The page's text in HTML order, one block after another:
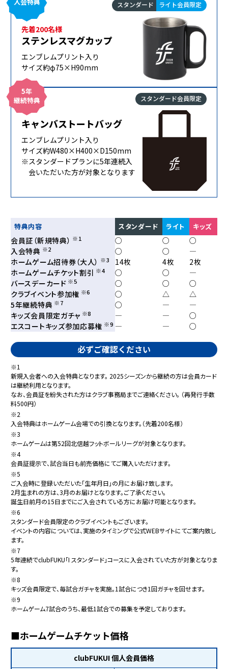
入会特典 スタンダード ライト会員限定
先着200名様
ステンレスマグカップ
エンブレムプリント入り
サイズ約φ75×H90mm
5年
継続特典
スタンダード会員限定
キャンバス トートバッグ
エンブレムプリント入り
サイズ約W480×H400×D150mm
※スタンダードプランに5年連続入
会いただいた方が対象となります
特典内容 スタンダード ライト キッズ
会員証（新規特典） ※1 ○ ○
○
入会特典 ※2 ○ ○
―
ホームゲーム招待券（大人） ※3 14枚 4枚
2枚
ホームゲームチケット割引 ※4 ○ ○
―
バースデーカード ※5 ○ ○
○
クラブイベント参加権 ※6 ○ △
△
5年継続特典 ※7 ○ ―
―
キッズ会員限定ガチャ ※8 ― ―
○
エスコートキッズ参加応募権 ※9 ― ― ○
必ずご確認ください
※1
新規入会者への入会特典となります。 2025シーズンから継続の方は会員カード
は継続利用となります。
なお、会員証を紛失された方はクラブ事務局までご連絡ください。 （再発行手数
料500円）
※2
入会特典はホームゲーム会場での引換となります。（先着200名様）
※3
ホームゲームは第52回北信越フットボールリーグが対象となります。
※4
会員証提示で、試合当日も前売価格にてご購入いただけます。
※5
ご入会時に登録いただいた「生年月日」の月にお届け致します。
2月生まれの方は、3月のお届けとなります。ご了承ください。
誕生日前月の15日までにご入会されている方にお届け可能となります。
※6
スタンダード会員限定のクラブイベントもございます。
イベントの内容については、実施のタイミングで公式WEBサイトにてご案内致し
ます。
※7
5年連続でclubFUKU「I スタンダード」コースに入会されていた方が対象となりま
す。
※8
キッズ会員限定で、毎試合ガチャを実施。1試合につき1回ガチャを回せます。
※9
ホームゲーム7試合のうち、最低1試合での募集を予定しております。
■ホームゲームチケット価格
clubFUKUI 個人会員価格